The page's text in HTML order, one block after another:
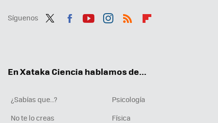
Síguenos
En Xataka Ciencia hablamos de...
¿Sabías que...?
Psicología
No te lo creas
Física